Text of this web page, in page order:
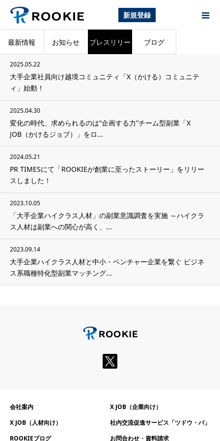
新規登録
最新情報 お知らせ プレスリリー ブログ
2025.05.22
大手企業社員向け越境コミュニティ「X（かける）コミュニテ
ィ」始動！
2025.04.30
変化の時代、求められるのは“企画する力”チーム型副業「X
JOB（かけるジョブ）」をロ...
2024.05.21
PR TIMESにて「ROOKIEが創業に至ったストーリー」をリリー
スしました！
2023.10.05
「大手企業ハイクラス人材」の副業意識調査を実施 ～ハイクラ
ス人材は副業への関心が高く、...
2023.09.14
大手企業ハイクラス人材と中小・ベンチャー企業を繋ぐ ビジネ
ス系職種特化型副業マッチング...
会社案内
X JOB（企業向け）
X JOB（人材向け）
社内交流促進サービス「ツドウ・バ」
ROOKIEブログ
お問合わせ・資料請求